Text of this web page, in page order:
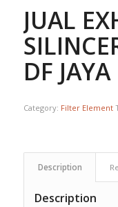
JUAL
DF JAYA
Category: Filter Element
Description
Description